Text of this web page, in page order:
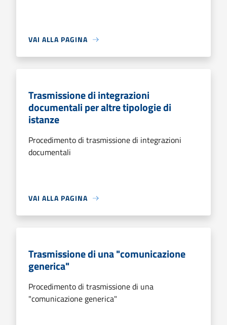
VAI ALLA PAGINA
Trasmissione di integrazioni
documentali per altre tipologie di
istanze
Procedimento di trasmissione di integrazioni
documentali
VAI ALLA PAGINA
Trasmissione di una "comunicazione
generica"
Procedimento di trasmissione di una
"comunicazione generica"